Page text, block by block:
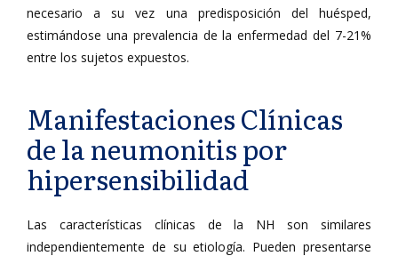
necesario a su vez una predisposición del huésped,
estimándose una prevalencia de la enfermedad del 7-21%
entre los sujetos expuestos.
Manifestaciones Clínicas
de la neumonitis por
hipersensibilidad
Las características clínicas de la NH son similares
independientemente de su etiología. Pueden presentarse